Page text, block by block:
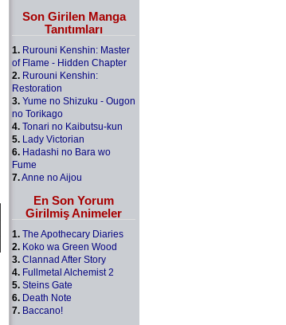
Son Girilen Manga
Tanıtımları
1. Rurouni Kenshin: Master
of Flame - Hidden Chapter
2. Rurouni Kenshin:
Restoration
3. Yume no Shizuku - Ougon
no Torikago
4. Tonari no Kaibutsu-kun
5. Lady Victorian
6. Hadashi no Bara wo
Fume
7.Anne no Aijou
En Son Yorum
Girilmiş Animeler
1. The Apothecary Diaries
2. Koko wa Green Wood
3. Clannad After Story
4. Fullmetal Alchemist 2
5. Steins Gate
6. Death Note
7. Baccano!